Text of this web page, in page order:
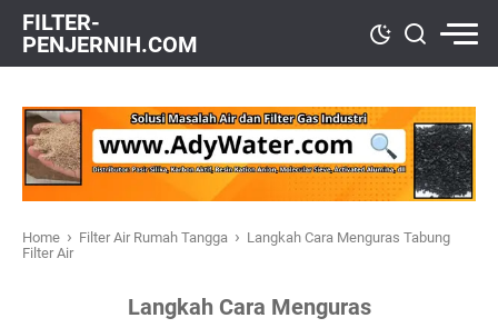
FILTER-
PENJERNIH.COM
Home › Filter Air Rumah Tangga › Langkah Cara Menguras Tabung
Filter Air
Langkah Cara Menguras